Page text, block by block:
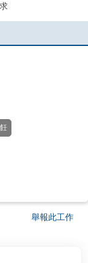
舉報此工作